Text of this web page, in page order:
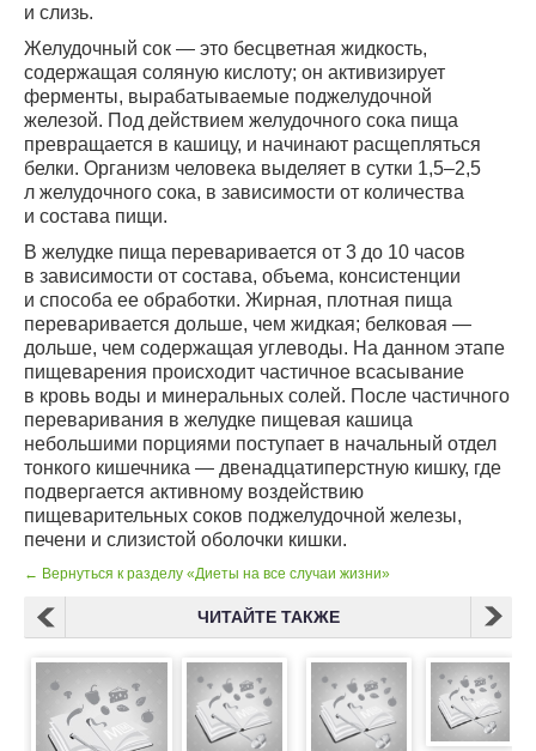
и слизь.
Желудочный сок — это бесцветная жидкость,
содержащая соляную кислоту; он активизирует
ферменты, вырабатываемые поджелудочной
железой. Под действием желудочного сока пища
превращается в кашицу, и начинают расщепляться
белки. Организм человека выделяет в сутки 1,5–2,5
л желудочного сока, в зависимости от количества
и состава пищи.
В желудке пища переваривается от 3 до 10 часов
в зависимости от состава, объема, консистенции
и способа ее обработки. Жирная, плотная пища
переваривается дольше, чем жидкая; белковая —
дольше, чем содержащая углеводы. На данном этапе
пищеварения происходит частичное всасывание
в кровь воды и минеральных солей. После частичного
переваривания в желудке пищевая кашица
небольшими порциями поступает в начальный отдел
тонкого кишечника — двенадцатиперстную кишку, где
подвергается активному воздействию
пищеварительных соков поджелудочной железы,
печени и слизистой оболочки кишки.
← Вернуться к разделу «Диеты на все случаи жизни»
ЧИТАЙТЕ ТАКЖЕ